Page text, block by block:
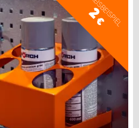
PREISBEISPIEL
2
€